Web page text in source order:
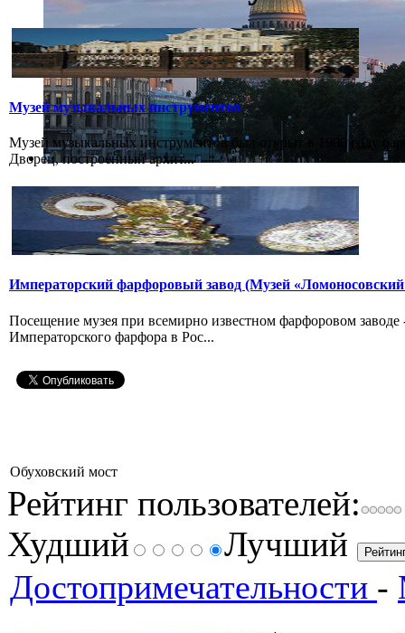
Музей музыкальных инструментов
Музей музыкальных инструментов был открыт в 1900 году
Дворец, построенный архит...
Императорский фарфоровый завод (Музей
Посещение музея при всемирно известном фарфоровом
Императорского фарфора в Рос...
Обуховский мост
Рейтинг пользователей:
Худший
Лучший
Достопримечательности -